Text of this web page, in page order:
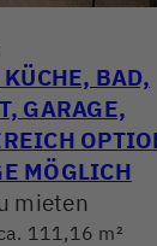
BAD,
GARAGE,
MÖGLICH
mieten
111,16 m²